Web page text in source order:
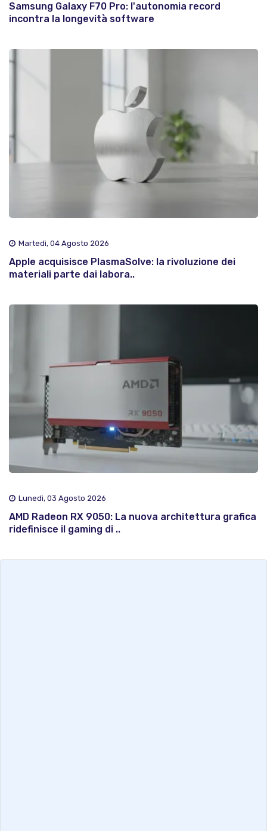
Samsung Galaxy F70 Pro: l'autonomia record
incontra la longevità software
Martedì, 04 Agosto 2026
Apple acquisisce PlasmaSolve: la rivoluzione dei
materiali parte dai labora..
Lunedì, 03 Agosto 2026
AMD Radeon RX 9050: La nuova architettura grafica
ridefinisce il gaming di ..